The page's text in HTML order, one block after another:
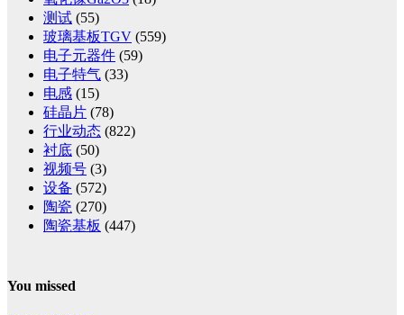
测试 (55)
玻璃基板TGV (559)
电子元器件 (59)
电子特气 (33)
电感 (15)
硅晶片 (78)
行业动态 (822)
衬底 (50)
视频号 (3)
设备 (572)
陶瓷 (270)
陶瓷基板 (447)
You missed